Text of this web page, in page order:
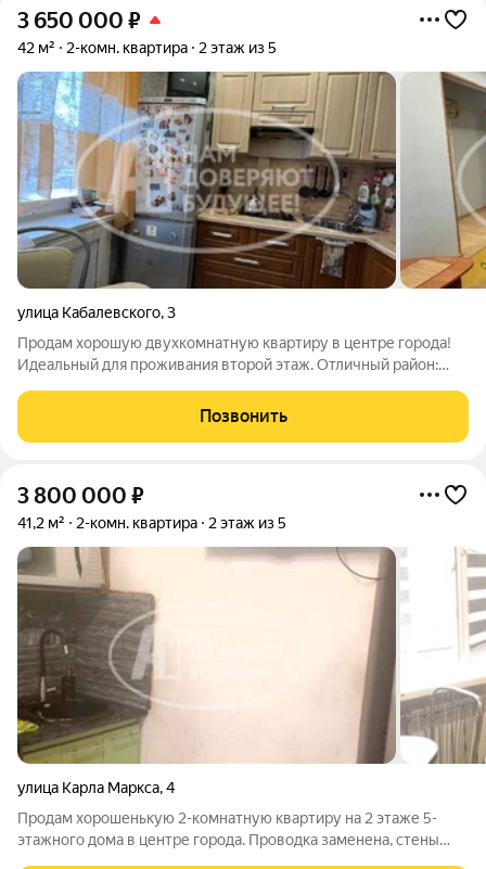
3 650 000 ₽
42 м² 2-комн. квартира 2 этаж из 5
улица Кабалевского,3
Продам хорошую двухкомнатную квартиру в центре города!
Идеальный для проживания второй этаж. Отличный район:
Чистый ухоженный подъезд, доброжелательные соседи. Вся
инфраструктура города в
Позвонить
3 800 000 ₽
41,2 м² 2-комн. квартира 2 этаж из 5
улица Карла Маркса,4
Продам хорошенькую 2-комнатную квартиру на 2 этаже 5-
этажного дома в центре города. Проводка заменена, стены